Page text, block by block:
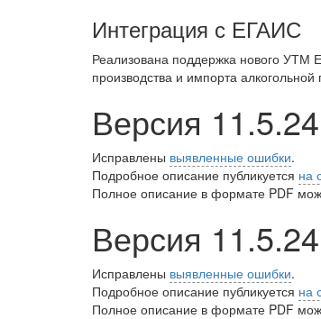
Интеграция с ЕГАИС
Реализована поддержка нового УТМ
производства и импорта алкогольной
Версия
Исправлены выявленные ошибки.
Подробное описание публикуется на
Полное описание в формате PDF
Версия
Исправлены выявленные ошибки.
Подробное описание публикуется на
Полное описание в формате PDF